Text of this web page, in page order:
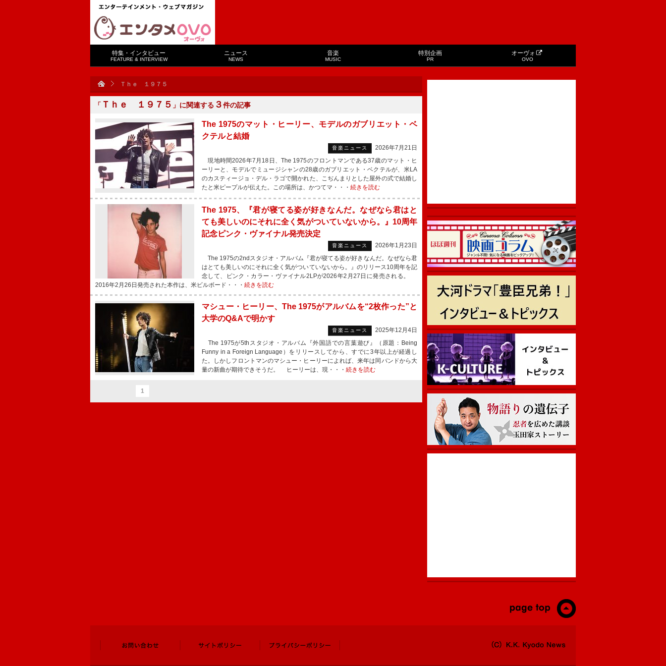
特集・インタビュー
FEATURE & INTERVIEW
ニュース
NEWS
音楽
MUSIC
特別企画
PR
オーヴォ
OVO
Ｔｈｅ １９７５
「 Ｔｈｅ １９７５ 」に関連する ３件の記事
The 1975のマット・ヒーリー、モデルのガブリエット・ベ
クテルと結婚
音楽ニュース
2026年7月21日
現地時間2026年7月18日、The 1975のフロントマンである37歳のマット・ヒ
ーリーと、モデルでミュージシャンの28歳のガブリエット・ベクテルが、米LA
のカスティージョ・デル・ラゴで開かれた、こぢんまりとした屋外の式で結婚し
たと米ピープルが伝えた。この場所は、かつてマ・・・ 続きを読む
The 1975、『君が寝てる姿が好きなんだ。なぜなら君はと
ても美しいのにそれに全く気がついていないから。』10周年
記念ピンク・ヴァイナル発売決定
音楽ニュース
2026年1月23日
The 1975の2ndスタジオ・アルバム『君が寝てる姿が好きなんだ。なぜなら君
はとても美しいのにそれに全く気がついていないから。』のリリース10周年を記
念して、ピンク・カラー・ヴァイナル2LPが2026年2月27日に発売される。
2016年2月26日発売された本作は、米ビルボード・・・ 続きを読む
マシュー・ヒーリー、The 1975がアルバムを“2枚作った”と
大学のQ&Aで明かす
音楽ニュース
2025年12月4日
The 1975が5thスタジオ・アルバム『外国語での言葉遊び』（原題：Being
Funny in a Foreign Language）をリリースしてから、すでに3年以上が経過し
た。しかしフロントマンのマシュー・ヒーリーによれば、来年は同バンドから大
量の新曲が期待できそうだ。 ヒーリーは、現・・・ 続きを読む
1